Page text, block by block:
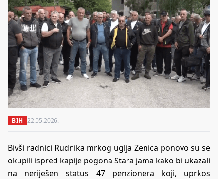
BIH 22.05.2026.
Bivši radnici Rudnika mrkog uglja Zenica ponovo su se
okupili ispred kapije pogona Stara jama kako bi ukazali
na neriješen status 47 penzionera koji, uprkos